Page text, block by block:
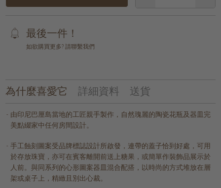
最後一件！
如欲購買更多? 請聯繫我們
為什麼喜愛它 詳細資料 送貨
由印尼巴厘島當地的工匠親手製作，自然瑰麗的陶瓷花瓶及器皿完
美點綴家中任何房間設計。
手工蝕刻圖案受品牌標誌設計所啟發，連帶的蓋子恰到好處，可用
於存放珠寶，亦可在賓客離開前送上糖果，或簡單作裝飾品展示於
人前。與同系列的心形圖案器皿混合配搭，以時尚的方式堆放在層
架或桌子上，精緻且別出心裁。